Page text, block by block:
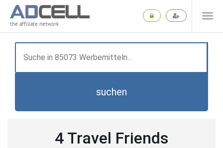
the affiliate network
suchen
4 Travel Friends